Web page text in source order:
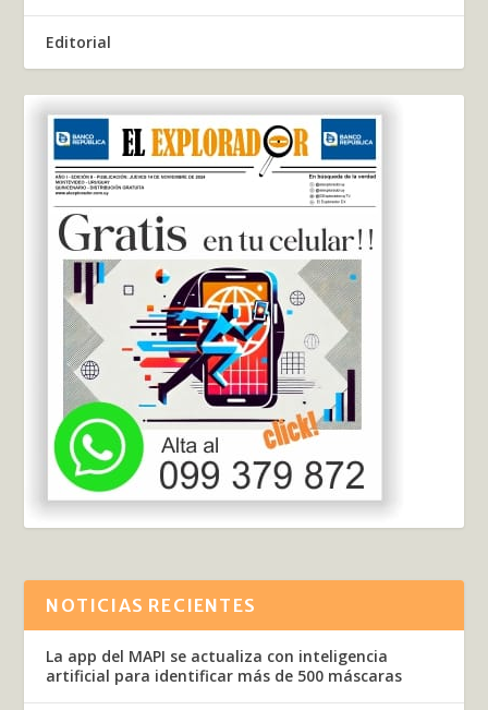
Editorial
NOTICIAS RECIENTES
La app del MAPI se actualiza con inteligencia
artificial para identificar más de 500 máscaras